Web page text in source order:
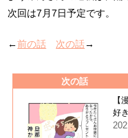
次回は7月7日予定です。
←前の話 次の話→
次の話
【
好